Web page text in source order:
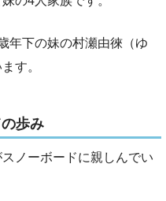
年下の妹の村瀬由徠（ゆ
す。
歩み
ノーボードに親しんでい